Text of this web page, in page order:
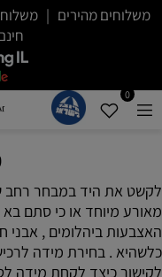
0
מאורע מיוחד או כי סתם
האצבעות ביהלומים ,
כלשהיא . בחירת מידה
לקישור כיצד לקחת מידה